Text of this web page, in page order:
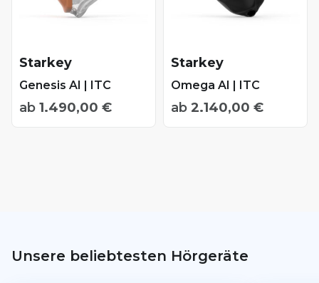
HdO mit Schallschlauch
Alle IdO-Hörgeräte
ITC-Hörgeräte
ITE-Hörgeräte
Starkey
Genesis AI | ITC
ab 1.490,00 €
Starkey
Omega AI | ITC
ab 2.140,00 €
Unsere beliebtesten Hörgeräte